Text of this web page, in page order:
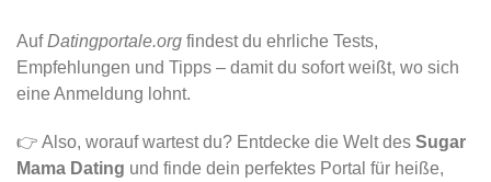
AufDatingportale.org findest du ehrliche Tests,
Empfehlungen und Tipps – damit du sofort weißt, wo sich
eine Anmeldung lohnt.
👉 Also, worauf wartest du? Entdecke die Welt des Sugar
Mama Dating und finde dein perfektes Portal für heiße,